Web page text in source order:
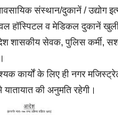
संस्थान/दुकानें / उद्योग
हॉस्पिटल व मेडिकल दुकानें खुली
शासकीय सेवक, पुलिस कर्मी,
कार्यों के लिए ही नगर
की अनुमति रहेगी।